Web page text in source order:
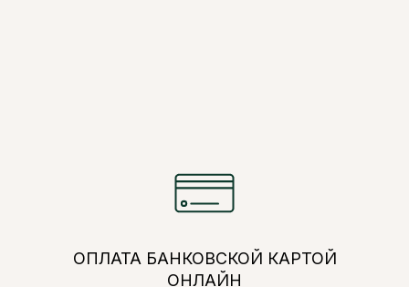
ОПЛАТА БАНКОВСКОЙ КАРТОЙ
ОНЛАЙН